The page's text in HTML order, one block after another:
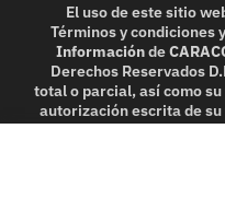
El uso de este sitio
Términos y condicionesy
Informaciónde
Derechos Reservados
total o parcial, así como
autorización escrita de
in part, or translation